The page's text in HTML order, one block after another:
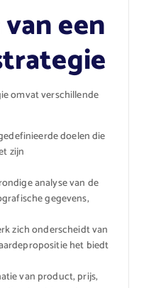
een
omvat verschillende
doelen die
zijn
analyse van de
gegevens,
zich onderscheidt van
het biedt
van product, prijs,